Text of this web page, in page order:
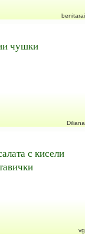
benitarai
чушки
Diliana
с кисели
vg